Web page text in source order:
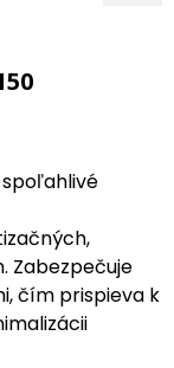
Zabezpečuje
čím prispieva k